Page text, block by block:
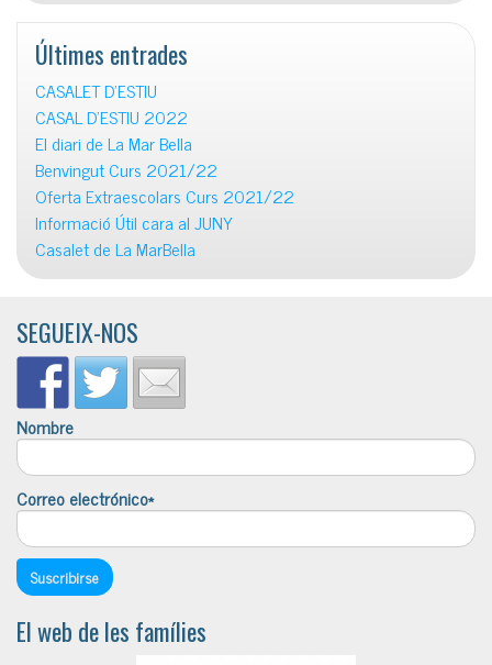
Últimes entrades
CASALET D’ESTIU
CASAL D’ESTIU 2022
El diari de La Mar Bella
Benvingut Curs 2021/22
Oferta Extraescolars Curs 2021/22
Informació Útil cara al JUNY
Casalet de La MarBella
SEGUEIX-NOS
Nombre
Correo electrónico*
El web de les famílies